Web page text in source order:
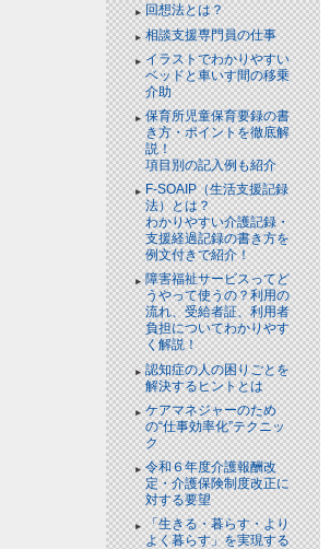
回想法とは？
相談支援専門員の仕事
イラストでわかりやすい
ベッドと⾞いす間の移乗
介助
保育所児童保育要録の書
き方・ポイントを徹底解
説！
項目別の記入例も紹介
F-SOAIP（生活支援記録
法）とは？
わかりやすい介護記録・
支援経過記録の書き方を
例文付きで紹介！
障害福祉サービスってど
うやって使うの？利用の
流れ、受給者証、利用者
負担についてわかりやす
く解説！
認知症の人の困りごとを
解決するヒントとは
ケアマネジャーのため
の“仕事効率化”テクニッ
ク
令和６年度介護報酬改
定・介護保険制度改正に
対する要望
「生きる・暮らす・より
よく暮らす」を実現する